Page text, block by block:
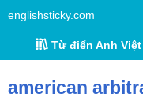
englishsticky.com
Từ điển Anh Việt
american